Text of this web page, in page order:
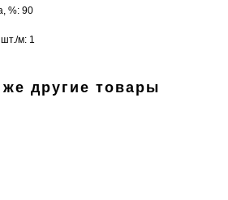
%: 90
м: 1
другие товары